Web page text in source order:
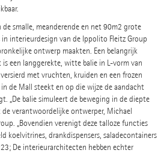
smalle, meanderende en net 90m2 grote
interieurdesign van de Ippolito Fleitz Group
ontwerp maakten. Een belangrijk
een langgerekte, witte balie in L-vorm van
met vruchten, kruiden en een frozen
de Mall steekt en op die wijze de aandacht
„De balie simuleert de beweging in de diepte
verantwoordelijke ontwerper, Michael
„Bovendien verenigt deze talloze functies
koelvitrines, drankdispensers, saladecontainers
De interieurarchitecten hebben echter